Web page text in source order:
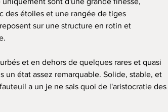
des étoiles et une rangée de tiges
sur une structure en rotin et
et en dehors de quelques rares et quasi
un état assez remarquable. Solide, stable, et
a un je ne sais quoi de l'aristocratie des